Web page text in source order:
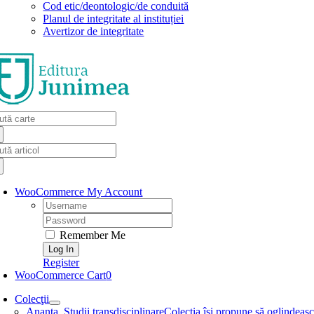
Cod etic/deontologic/de conduită
Planul de integritate al instituției
Avertizor de integritate
WooCommerce My Account
Username:
Password:
Remember Me
Register
WooCommerce Cart0
Colecţii
Ananta. Studii transdisciplinareColecţia își propune să